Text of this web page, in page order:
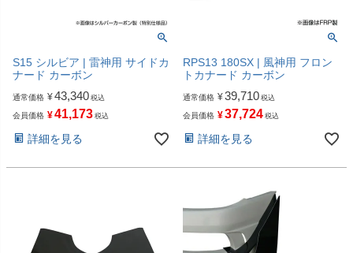
S15 シルビア | 雷神用 サイドカ
ナード カーボン
通常価格 ¥43,340 税込
会員価格 ¥41,173 税込
詳細を見る
RPS13 180SX | 風神用 フロン
トカナード カーボン
通常価格 ¥39,710 税込
会員価格 ¥37,724 税込
詳細を見る